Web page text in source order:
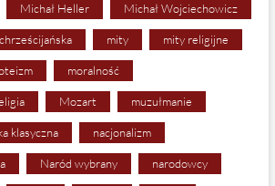
Michał Heller Michał Wojciechowicz
mity mity religijne
moralność
Mozart muzułmanie
klasyczna nacjonalizm
Naród wybrany narodowcy